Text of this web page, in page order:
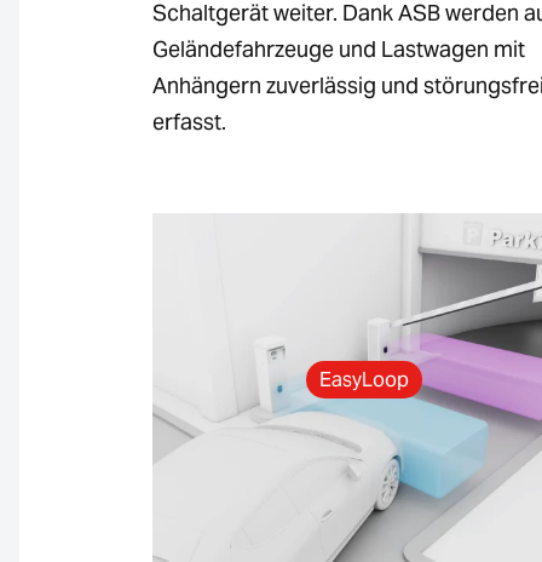
Schaltgerät weiter. Dank ASB werden
Geländefahrzeuge und Lastwagen mit
Anhängern zuverlässig und
erfasst.
EasyLoop